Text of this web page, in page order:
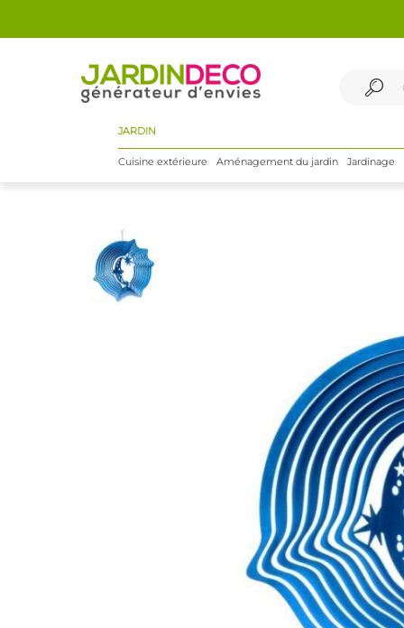
JARDIN
Cuisine extérieure Aménagement du jardin Jardinage